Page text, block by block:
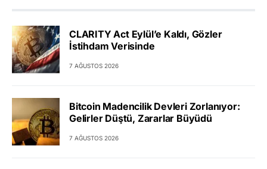
CLARITY Act Eylül’e Kaldı, Gözler
İstihdam Verisinde
7 AĞUSTOS 2026
Bitcoin Madencilik Devleri Zorlanıyor:
Gelirler Düştü, Zararlar Büyüdü
7 AĞUSTOS 2026